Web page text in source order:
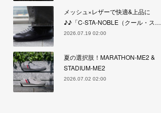
メッシュ×レザーで快適&上品に
♪♪「C-STA-NOBLE（クール・ス…
2026.07.19 02:00
夏の選択肢！MARATHON-ME2 &
STADIUM-ME2
2026.07.02 02:00